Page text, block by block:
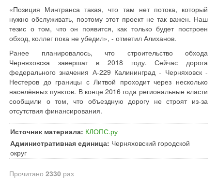
«Позиция Минтранса такая, что там нет потока, который
нужно обслуживать, поэтому этот проект не так важен. Наш
тезис о том, что он появится, как только будет построен
обход, коллег пока не убедил», - отметил Алиханов.
Ранее планировалось, что строительство обхода
Черняховска завершат в 2018 году. Сейчас дорога
федерального значения А-229 Калининград - Черняховск -
Нестеров до границы с Литвой проходит через несколько
населённых пунктов. В конце 2016 года региональные власти
сообщили о том, что объездную дорогу не строят из-за
отсутствия финансирования.
Источник материала: КЛОПС.ру
Административная единица: Черняховский городской
округ
Прочитано 2330 раз